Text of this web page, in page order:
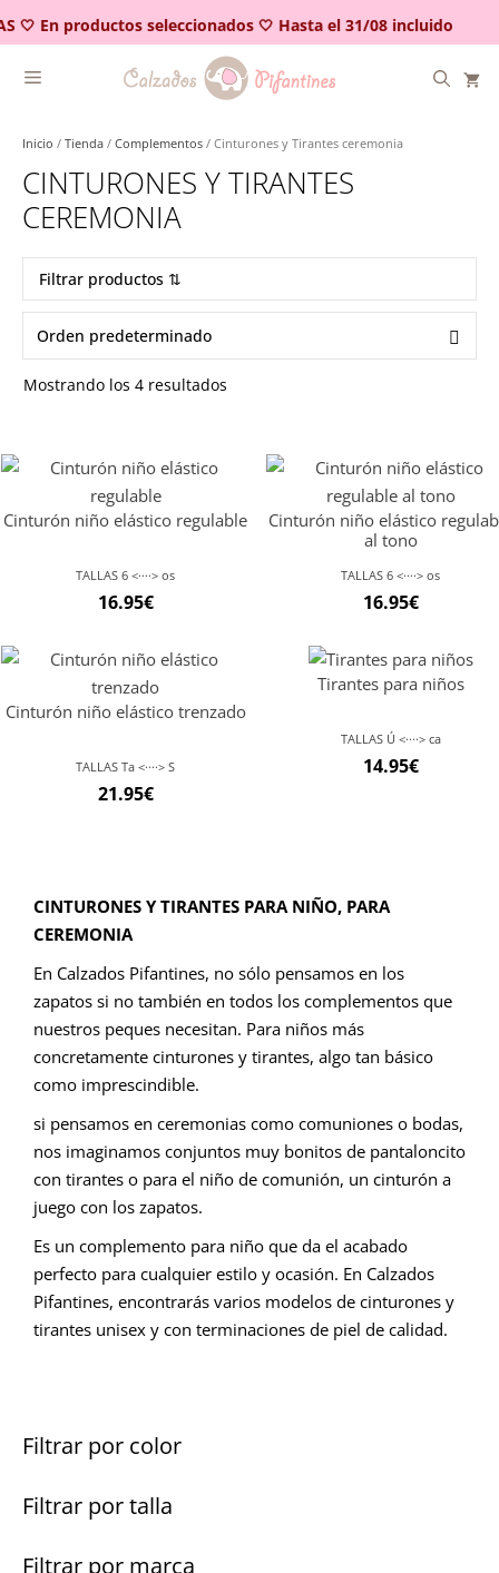
🤍 En productos seleccionados 🤍 Hasta el 31/08 incluido
al
contenido
Inicio / Tienda / Complementos / Cinturones y Tirantes ceremonia
CINTURONES Y TIRANTES
CEREMONIA
Filtrar productos ⇅
Mostrando los 4 resultados
Cinturón niño elástico regulable
TALLAS 6 <····> os
16.95€
Cinturón niño elástico
al tono
TALLAS 6 <····> os
16.95€
Cinturón niño elástico trenzado
TALLAS Ta <····> S
21.95€
Tirantes para niños
TALLAS Ú <····> ca
14.95€
CINTURONES Y TIRANTES PARA NIÑO, PARA
CEREMONIA
En Calzados Pifantines, no sólo pensamos en los
zapatos si no también en todos los complementos que
nuestros peques necesitan. Para niños más
concretamente cinturones y tirantes, algo tan básico
como imprescindible.
si pensamos en ceremonias como comuniones o bodas,
nos imaginamos conjuntos muy bonitos de pantaloncito
con tirantes o para el niño de comunión, un cinturón a
juego con los zapatos.
Es un complemento para niño que da el acabado
perfecto para cualquier estilo y ocasión. En Calzados
Pifantines, encontrarás varios modelos de cinturones y
tirantes unisex y con terminaciones de piel de calidad.
Filtrar por color
Filtrar por talla
Filtrar por marca